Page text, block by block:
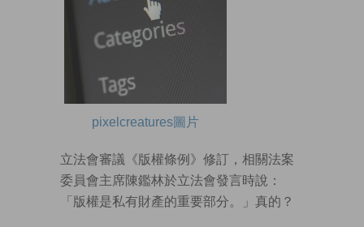
pixelcreatures圖片
立法會審議《版權條例》修訂，相關法案
委員會主席陳鑑林於立法會發言時說：
「版權是私有財產的重要部分。」真的？